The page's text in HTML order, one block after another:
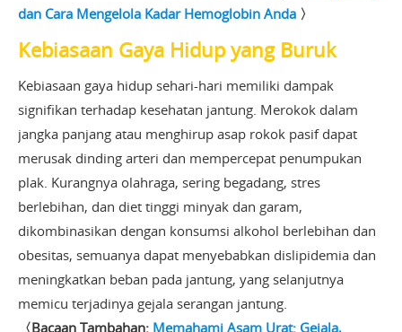
dan Cara Mengelola Kadar Hemoglobin Anda 〉
Kebiasaan Gaya Hidup yang Buruk
Kebiasaan gaya hidup sehari-hari memiliki dampak
signifikan terhadap kesehatan jantung. Merokok dalam
jangka panjang atau menghirup asap rokok pasif dapat
merusak dinding arteri dan mempercepat penumpukan
plak. Kurangnya olahraga, sering begadang, stres
berlebihan, dan diet tinggi minyak dan garam,
dikombinasikan dengan konsumsi alkohol berlebihan dan
obesitas, semuanya dapat menyebabkan dislipidemia dan
meningkatkan beban pada jantung, yang selanjutnya
memicu terjadinya gejala serangan jantung.
〈Bacaan Tambahan: Memahami Asam Urat: Gejala,